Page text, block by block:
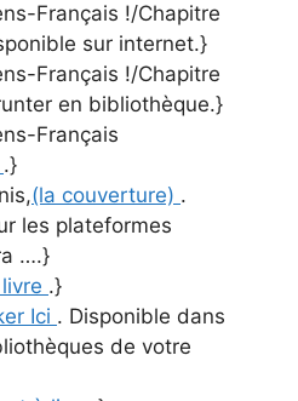
Français !/Chapitre
sur internet.}
Français !/Chapitre
en bibliothèque.}
Français
.}
(la couverture) .
les plateformes
….}
.}
Ici . Disponible dans
de votre